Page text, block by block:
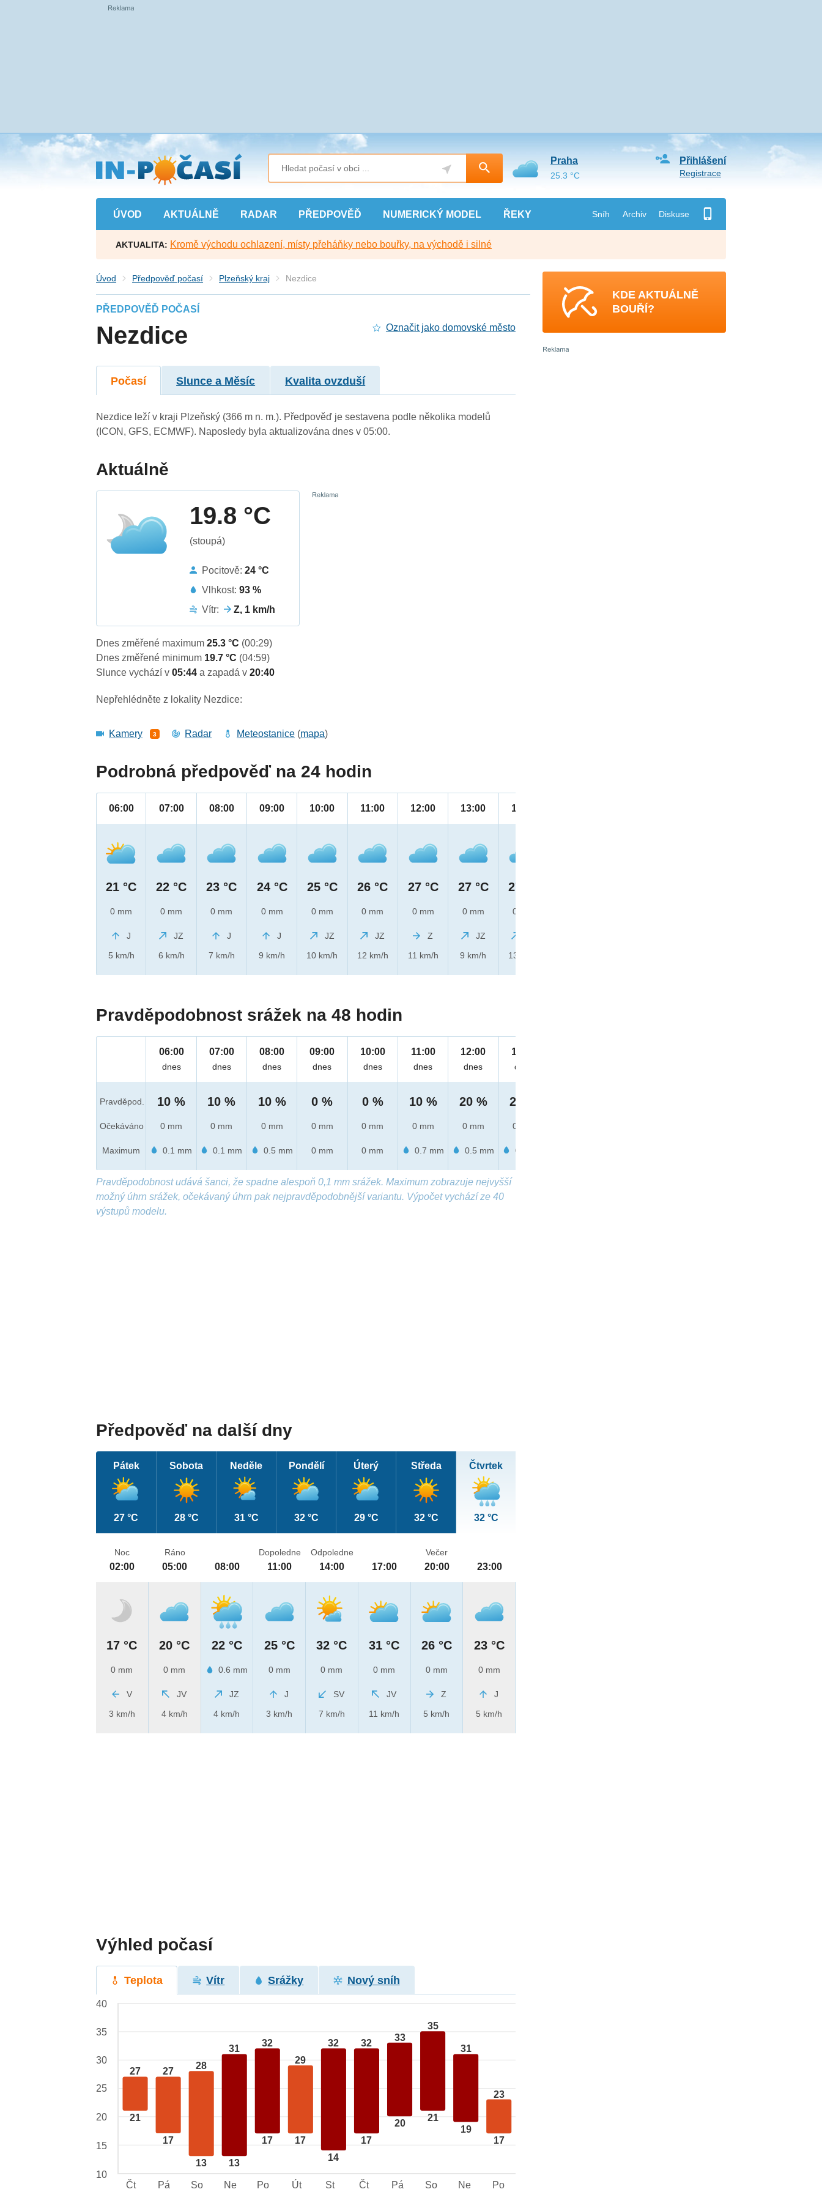
Přejít
na
hlavní
obsah
ÚVOD AKTUÁLNĚ RADAR PŘEDPOVĚĎ NUMERICKÝ MODEL ŘEKY Sníh Archiv Diskuse
Přihlášení
Registrace
Praha
25.3 °C
AKTUALITA: Kromě východu ochlazení, místy přeháňky nebo bouřky, na východě i silné
Úvod Předpověď počasí Plzeňský kraj Nezdice
PŘEDPOVĚĎ POČASÍ
Nezdice Označit jako domovské město
Počasí Slunce a Měsíc Kvalita ovzduší
Nezdice leží v kraji Plzeňský (366 m n. m.). Předpověď je sestavena podle několika modelů
(ICON, GFS, ECMWF). Naposledy byla aktualizována dnes v 05:00.
Aktuálně
19.8 °C
(stoupá)
Pocitově:24 °C
Vlhkost:93 %
Vítr:
Z, 1 km/h
Dnes změřené maximum25.3 °C (00:29)
Dnes změřené minimum 19.7 °C (04:59)
Slunce vychází v05:44a zapadá v20:40
Nepřehlédněte z lokality Nezdice:
Kamery 3 Radar Meteostanice (mapa)
Podrobná předpověď na 24 hodin
06:00
21 °C
0 mm
J
5 km/h
07:00
22 °C
0 mm
JZ
6 km/h
08:00
23 °C
0 mm
J
7 km/h
09:00
24 °C
0 mm
J
9 km/h
10:00
25 °C
0 mm
JZ
10 km/h
11:00
26 °C
0 mm
JZ
12 km/h
12:00
27 °C
0 mm
Z
11 km/h
13:00
27 °C
0 mm
JZ
9 km/h
14:00
27 °C
0 mm
13 km/h
Pravděpodobnost srážek na 48 hodin
Pravděpod.
Očekáváno
Maximum
06:00
dnes
10 %
0 mm
0.1 mm
07:00
dnes
10 %
0 mm
0.1 mm
08:00
dnes
10 %
0 mm
0.5 mm
09:00
dnes
0 %
0 mm
0 mm
10:00
dnes
0 %
0 mm
0 mm
11:00
dnes
10 %
0 mm
0.7 mm
12:00
dnes
20 %
0 mm
0.5 mm
13:00
dnes
20 %
0 mm
0.6 mm
Pravděpodobnost udává šanci, že spadne alespoň 0,1 mm srážek. Maximum zobrazuje nejvyšší
možný úhrn srážek, očekávaný úhrn pak nejpravděpodobnější variantu. Výpočet vychází ze 40
výstupů modelu.
Předpověď na další dny
Pátek
27 °C
Sobota
28 °C
Neděle
31 °C
Pondělí
32 °C
Úterý
29 °C
Středa
32 °C
Čtvrtek
32 °C
Noc
02:00
17 °C
0 mm
V
3 km/h
Ráno
05:00
20 °C
0 mm
JV
4 km/h
08:00
22 °C
0.6 mm
JZ
4 km/h
Dopoledne
11:00
25 °C
0 mm
J
3 km/h
Odpoledne
14:00
32 °C
0 mm
SV
7 km/h
17:00
31 °C
0 mm
JV
11 km/h
Večer
20:00
26 °C
0 mm
Z
5 km/h
23:00
23 °C
0 mm
J
5 km/h
Výhled počasí
Teplota Vítr Srážky Nový sníh
27
21
27
17
28
13
31
13
32
17
29
17
32
14
32
17
33
20
35
21
31
19
23
17
40
35
30
25
20
15
10
Čt
Pá So Ne Po Út St Čt Pá So Ne Po
KDE AKTUÁLNĚ
BOUŘÍ?